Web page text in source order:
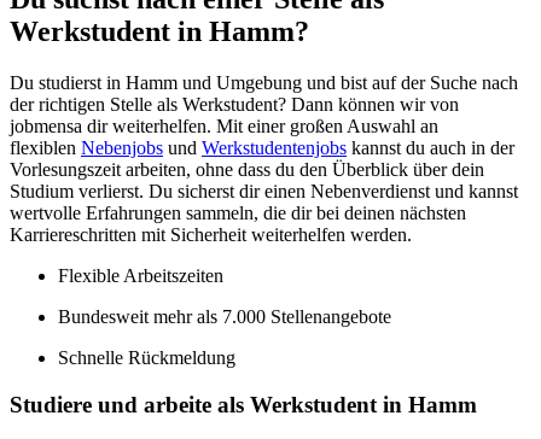
Werkstudent in Hamm?
Du studierst in Hamm und Umgebung und bist auf der Suche nach
der richtigen Stelle als Werkstudent? Dann können wir von
jobmensa dir weiterhelfen. Mit einer großen Auswahl an
flexiblen Nebenjobs und Werkstudentenjobs kannst du auch in der
Vorlesungszeit arbeiten, ohne dass du den Überblick über dein
Studium verlierst. Du sicherst dir einen Nebenverdienst und kannst
wertvolle Erfahrungen sammeln, die dir bei deinen nächsten
Karriereschritten mit Sicherheit weiterhelfen werden.
Flexible Arbeitszeiten
Bundesweit mehr als 7.000 Stellenangebote
Schnelle Rückmeldung
Studiere und arbeite als Werkstudent in Hamm